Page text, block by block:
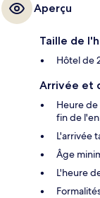
Aperçu
Taille de
Hôtel de
Arrivée et
Heure
fin de
L'arrivée
Âge
L'heure